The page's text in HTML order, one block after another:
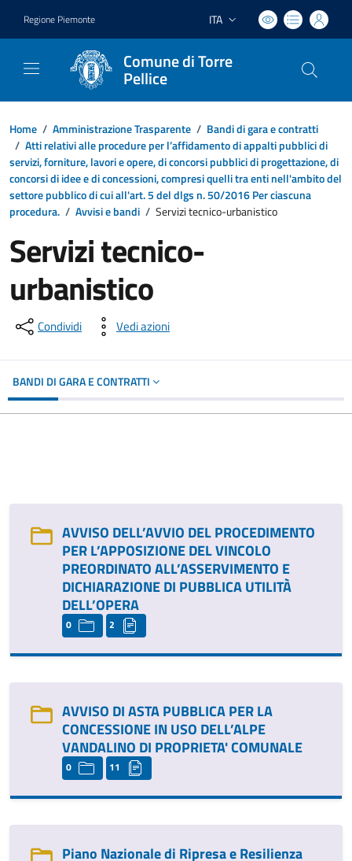
Regione Piemonte Lingua attiva:
ITA
Comune di Torre
Pellice
Home / Amministrazione Trasparente / Bandi di gara e contratti
/ Atti relativi alle procedure per l’affidamento di appalti pubblici di
servizi, forniture, lavori e opere, di concorsi pubblici di progettazione, di
concorsi di idee e di concessioni, compresi quelli tra enti nell'ambito del
settore pubblico di cui all'art. 5 del dlgs n. 50/2016 Per ciascuna
procedura. / Avvisi e bandi / Servizi tecnico-urbanistico
Servizi tecnico-
urbanistico
Condividi Vedi azioni
BANDI DI GARA E CONTRATTI
AVVISO DELL’AVVIO DEL PROCEDIMENTO
PER L’APPOSIZIONE DEL VINCOLO
PREORDINATO ALL’ASSERVIMENTO E
DICHIARAZIONE DI PUBBLICA UTILITÀ
DELL’OPERA
0 2
AVVISO DI ASTA PUBBLICA PER LA
CONCESSIONE IN USO DELL’ALPE
VANDALINO DI PROPRIETA' COMUNALE
0 11
Piano Nazionale di Ripresa e Resilienza